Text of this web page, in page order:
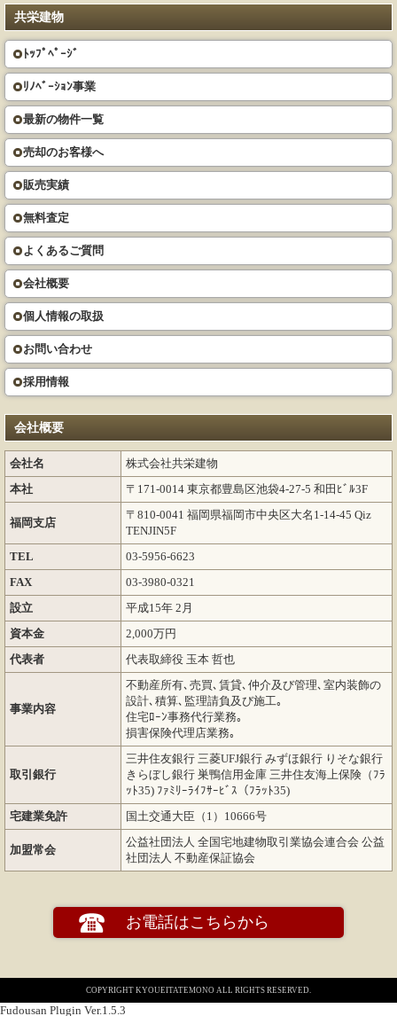
共栄建物
ﾄｯﾌﾟﾍﾟｰｼﾞ
ﾘﾉﾍﾞｰｼｮﾝ事業
最新の物件一覧
売却のお客様へ
販売実績
無料査定
よくあるご質問
会社概要
個人情報の取扱
お問い合わせ
採用情報
会社概要
会社名
株式会社共栄建物
本社
〒171-0014 東京都豊島区池袋4-27-5 和田ﾋﾞﾙ3F
福岡支店
〒810-0041 福岡県福岡市中央区大名1-14-45 Qiz
TENJIN5F
TEL
03-5956-6623
FAX
03-3980-0321
設立
平成15年 2月
資本金
2,000万円
代表者
代表取締役 玉本 哲也
事業内容
不動産所有､売買､賃貸､仲介及び管理､室内装飾の
設計､積算､監理請負及び施工｡
住宅ﾛｰﾝ事務代行業務｡
損害保険代理店業務｡
取引銀行
三井住友銀行 三菱UFJ銀行 みずほ銀行 りそな銀行
きらぼし銀行 巣鴨信用金庫 三井住友海上保険（ﾌﾗ
ｯﾄ35) ﾌｧﾐﾘｰﾗｲﾌｻｰﾋﾞｽ（ﾌﾗｯﾄ35)
宅建業免許
国土交通大臣（1）10666号
加盟常会
公益社団法人 全国宅地建物取引業協会連合会 公益
社団法人 不動産保証協会
お電話はこちらから
COPYRIGHT KYOUEITATEMONO ALL RIGHTS RESERVED.
Fudousan Plugin Ver.1.5.3